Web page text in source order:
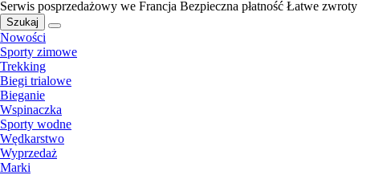
Serwis posprzedażowy we Francja Bezpieczna płatność Łatwe zwroty
Szukaj
Nowości
Sporty zimowe
Trekking
Biegi trialowe
Bieganie
Wspinaczka
Sporty wodne
Wędkarstwo
Wyprzedaż
Marki